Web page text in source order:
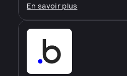
En savoir plus